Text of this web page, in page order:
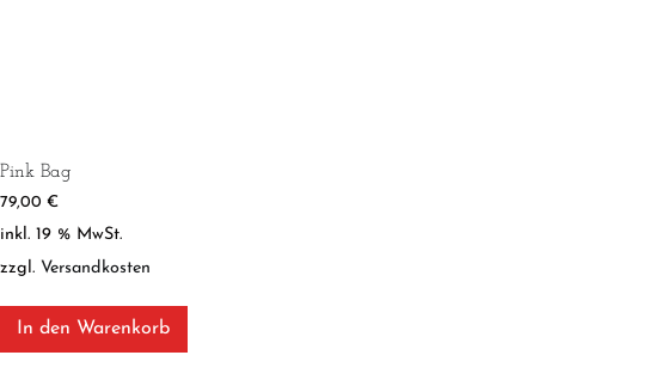
Pink Bag
79,00 €
inkl. 19 % MwSt.
zzgl. Versandkosten
In den Warenkorb